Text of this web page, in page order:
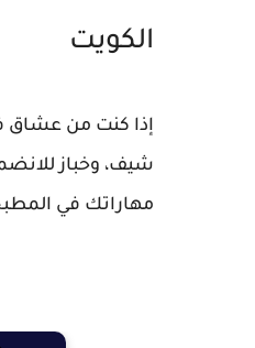
الكويت
إذا كنت من عشاق
شيف، وخباز
مهاراتك في